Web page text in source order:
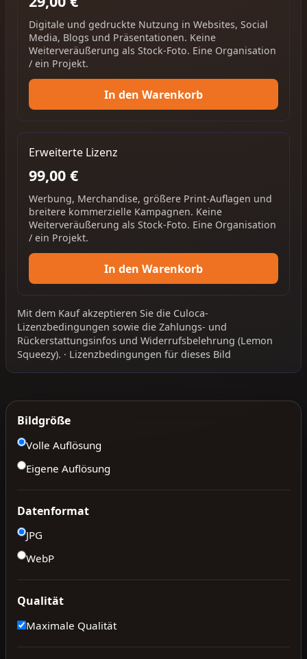
Digitale und gedruckte Nutzung in Websites, Social
Media, Blogs und Präsentationen. Keine
Weiterveräußerung als Stock-Foto. Eine Organisation
/ ein Projekt.
In den Warenkorb
Erweiterte Lizenz
99,00 €
Werbung, Merchandise, größere Print-Auflagen und
breitere kommerzielle Kampagnen. Keine
Weiterveräußerung als Stock-Foto. Eine Organisation
/ ein Projekt.
In den Warenkorb
Mit dem Kauf akzeptieren Sie die Culoca-
Lizenzbedingungen sowie die Zahlungs- und
Rückerstattungsinfos und Widerrufsbelehrung (Lemon
Squeezy). · Lizenzbedingungen für dieses Bild
Bildgröße
Volle Auflösung
Eigene Auflösung
Datenformat
JPG
WebP
Qualität
Maximale Qualität